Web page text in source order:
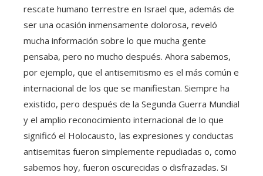
rescate humano terrestre en Israel que, además de
ser una ocasión inmensamente dolorosa, reveló
mucha información sobre lo que mucha gente
pensaba, pero no mucho después. Ahora sabemos,
por ejemplo, que el antisemitismo es el más común e
internacional de los que se manifiestan. Siempre ha
existido, pero después de la Segunda Guerra Mundial
y el amplio reconocimiento internacional de lo que
significó el Holocausto, las expresiones y conductas
antisemitas fueron simplemente repudiadas o, como
sabemos hoy, fueron oscurecidas o disfrazadas. Si